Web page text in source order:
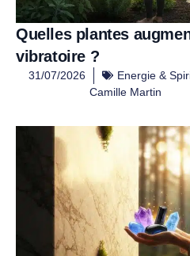
Quelles plantes
vibratoire ?
31/07/2026
Energie &
Camille Martin